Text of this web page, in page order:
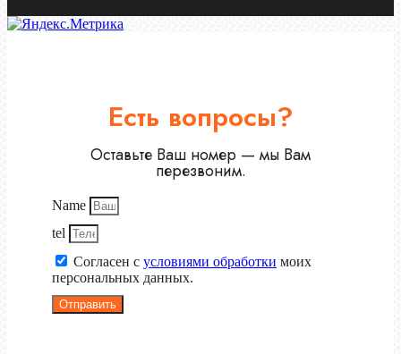
Есть вопросы?
Оставьте Ваш номер — мы Вам
перезвоним.
Name
tel
Согласен с условиями обработки моих
персональных данных.
Отправить